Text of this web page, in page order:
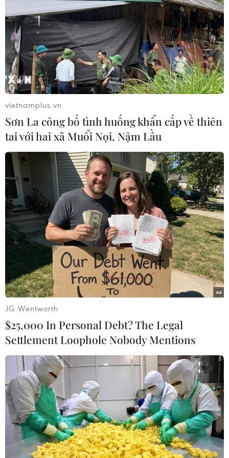
#G20 #Tổng thống Nam Phi
#hợp tác
#chủ nghĩa đa phương
#luật pháp quốc tế
#xung đột
#biến đổi khí hậu
#năng lượng xanh #chủ tịch G20
Theo dõi VietnamPlus
TIN LIÊN QUAN
vietnamplus.vn
Sơn La công bố tình huống khẩn cấp về thiên
tai với hai xã Muổi Nọi, Nậm Lầu
JG Wentworth
$25,000 In Personal Debt? The Legal
Settlement Loophole Nobody Mentions